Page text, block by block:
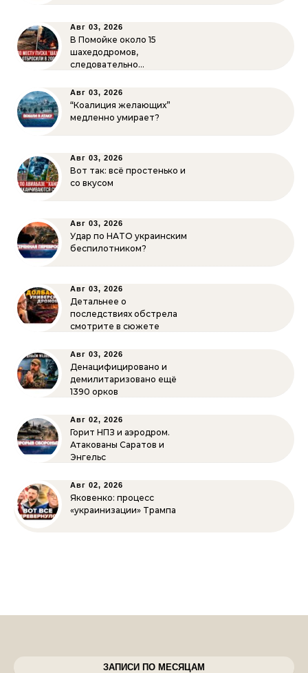
Авг 03, 2026
В Помойке около 15
шахедодромов,
следовательно…
Авг 03, 2026
“Коалиция желающих”
медленно умирает?
Авг 03, 2026
Вот так: всё простенько и
со вкусом
Авг 03, 2026
Удар по НАТО украинским
беспилотником?
Авг 03, 2026
Детальнее о
последствиях обстрела
смотрите в сюжете
Авг 03, 2026
Денацифицировано и
демилитаризовано ещё
1390 орков
Авг 02, 2026
Горит НПЗ и аэродром.
Атакованы Саратов и
Энгельс
Авг 02, 2026
Яковенко: процесс
«украинизации» Трампа
ЗАПИСИ ПО МЕСЯЦАМ